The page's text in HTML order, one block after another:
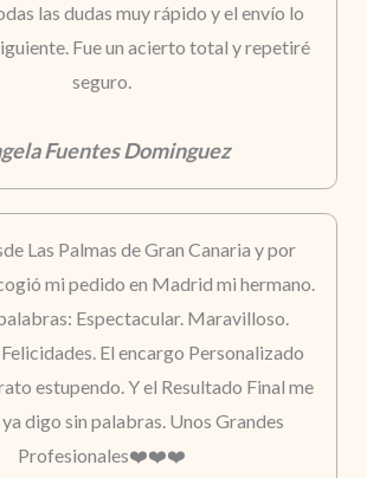
las dudas muy rápido y el envío lo
Fue un acierto total y repetiré
seguro.
Fuentes Dominguez
Las Palmas de Gran Canaria y por
mi pedido en Madrid mi hermano.
Espectacular. Maravilloso.
El encargo Personalizado
estupendo. Y el Resultado Final me
digo sin palabras. Unos Grandes
Profesionales❤️❤️❤️